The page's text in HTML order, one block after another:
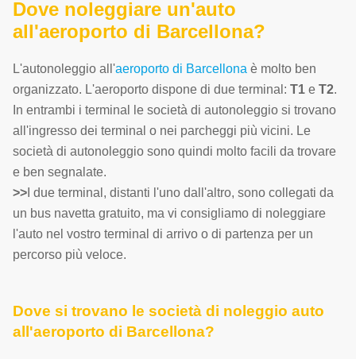
Dove noleggiare un'auto
all'aeroporto di Barcellona?
L'autonoleggio all'aeroporto di Barcellona è molto ben
organizzato. L'aeroporto dispone di due terminal: T1 e T2.
In entrambi i terminal le società di autonoleggio si trovano
all'ingresso dei terminal o nei parcheggi più vicini. Le
società di autonoleggio sono quindi molto facili da trovare
e ben segnalate.
>> I due terminal, distanti l'uno dall'altro, sono collegati da
un bus navetta gratuito, ma vi consigliamo di noleggiare
l'auto nel vostro terminal di arrivo o di partenza per un
percorso più veloce.
Dove si trovano le società di noleggio auto
all'aeroporto di Barcellona?